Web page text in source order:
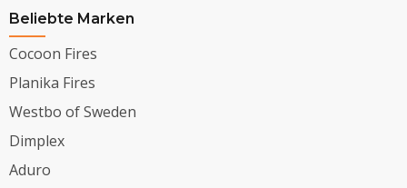
Beliebte Marken
Cocoon Fires
Planika Fires
Westbo of Sweden
Dimplex
Aduro